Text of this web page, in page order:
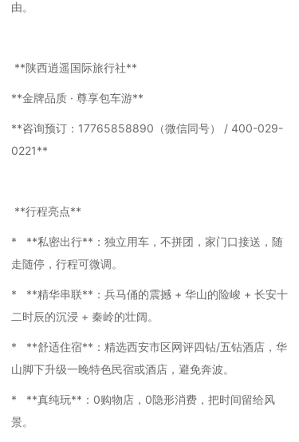
由。
**陕西逍遥国际旅行社**
**金牌品质 · 尊享包车游**
**咨询预订：17765858890（微信同号） / 400-029-
0221**
**行程亮点**
* **私密出行**：独立用车，不拼团，家门口接送，随
走随停，行程可微调。
* **精华串联**：兵马俑的震撼 + 华山的险峻 + 长安十
二时辰的沉浸 + 秦岭的壮阔。
* **舒适住宿**：精选西安市区网评四钻/五钻酒店，华
山脚下升级一晚特色民宿或酒店，避免奔波。
* **真纯玩**：0购物店，0隐形消费，把时间留给风
景。